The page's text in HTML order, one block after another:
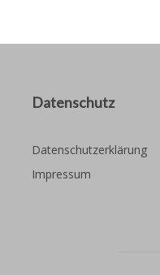
Datenschutz
Datenschutzerklärung
Impressum